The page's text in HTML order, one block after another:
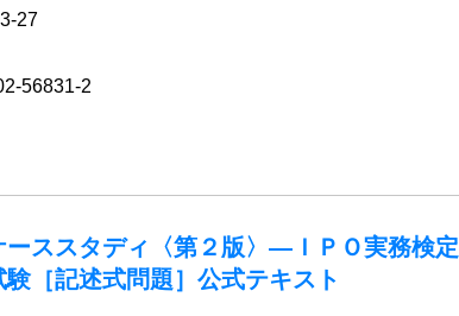
27
56831-2
ーススタディ〈第２版〉―ＩＰＯ実務検定
［記述式問題］公式テキスト